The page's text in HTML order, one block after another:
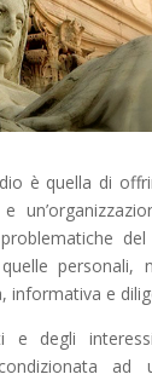
è quella di
personali,
informativa e
e degli
ad